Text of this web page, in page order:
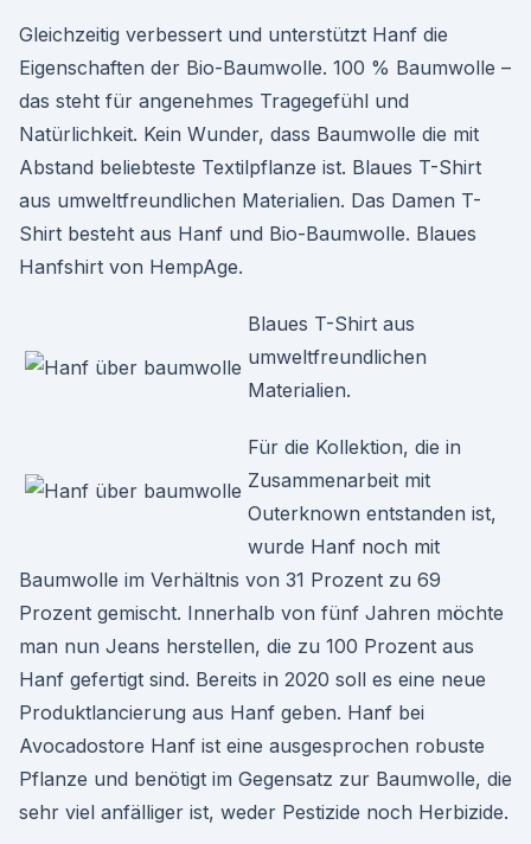
Gleichzeitig verbessert und unterstützt Hanf die
Eigenschaften der Bio-Baumwolle. 100 % Baumwolle –
das steht für angenehmes Tragegefühl und
Natürlichkeit. Kein Wunder, dass Baumwolle die mit
Abstand beliebteste Textilpflanze ist. Blaues T-Shirt
aus umweltfreundlichen Materialien. Das Damen T-
Shirt besteht aus Hanf und Bio-Baumwolle. Blaues
Hanfshirt von HempAge.
Blaues T-Shirt aus
umweltfreundlichen
Materialien.
Für die Kollektion, die in
Zusammenarbeit mit
Outerknown entstanden ist,
wurde Hanf noch mit
Baumwolle im Verhältnis von 31 Prozent zu 69
Prozent gemischt. Innerhalb von fünf Jahren möchte
man nun Jeans herstellen, die zu 100 Prozent aus
Hanf gefertigt sind. Bereits in 2020 soll es eine neue
Produktlancierung aus Hanf geben. Hanf bei
Avocadostore Hanf ist eine ausgesprochen robuste
Pflanze und benötigt im Gegensatz zur Baumwolle, die
sehr viel anfälliger ist, weder Pestizide noch Herbizide.